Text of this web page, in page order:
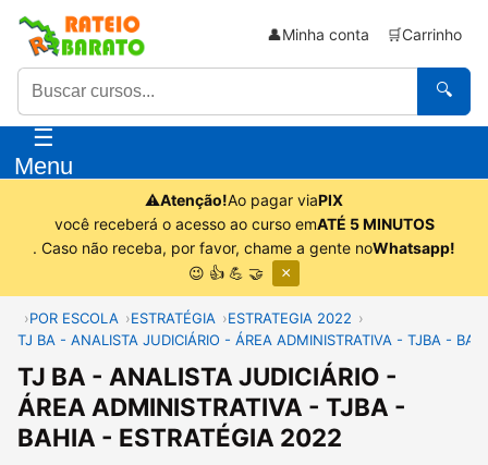
🔍
👤Minha conta 🛒Carrinho
☰
Menu
⚠Atenção!Ao pagar viaPIX
você receberá o acesso ao curso emATÉ 5 MINUTOS
. Caso não receba, por favor, chame a gente noWhatsapp!
😉 👍 💪 🤝
×
POR ESCOLA ESTRATÉGIA
ESTRATEGIA 2022
TJ BA - ANALISTA JUDICIÁRIO - ÁREA ADMINISTRATIVA - TJBA -
TJ BA - ANALISTA JUDICIÁRIO -
ÁREA ADMINISTRATIVA - TJBA -
BAHIA - ESTRATÉGIA 2022